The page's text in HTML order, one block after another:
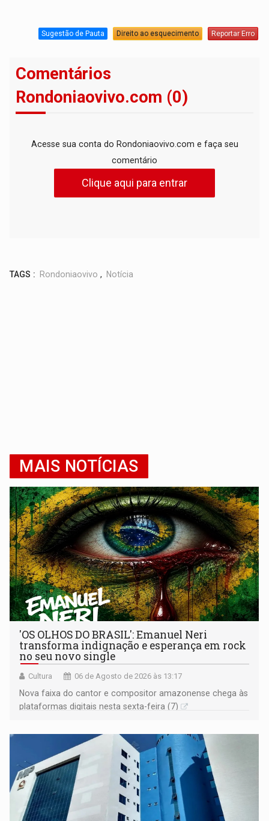
Sugestão de Pauta Direito ao esquecimento Reportar Erro
Comentários
Rondoniaovivo.com (0)
Acesse sua conta do Rondoniaovivo.com e faça seu
comentário
Clique aqui para entrar
TAGS : Rondoniaovivo , Notícia
MAIS NOTÍCIAS
'OS OLHOS DO BRASIL': Emanuel Neri
transforma indignação e esperança em rock
no seu novo single
Cultura 06 de Agosto de 2026 às 13:17
Nova faixa do cantor e compositor amazonense chega às
plataformas digitais nesta sexta-feira (7)